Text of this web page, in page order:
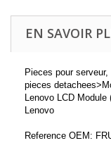
EN SAVOIR
Pieces pour
pieces
Lenovo LCD Module
Lenovo
Reference OEM: